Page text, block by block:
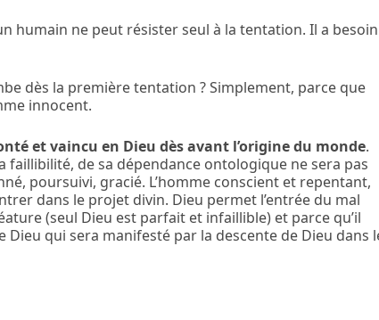
humain ne peut résister seul à la tentation. Il a besoin
dès la première tentation ? Simplement, parce que
innocent.
et vaincu en Dieu dès avant l’origine du monde.
faillibilité, de sa dépendance ontologique ne sera pas
poursuivi, gracié. L’homme conscient et repentant,
dans le projet divin. Dieu permet l’entrée du mal
(seul Dieu est parfait et infaillible) et parce qu’il
qui sera manifesté par la descente de Dieu dans